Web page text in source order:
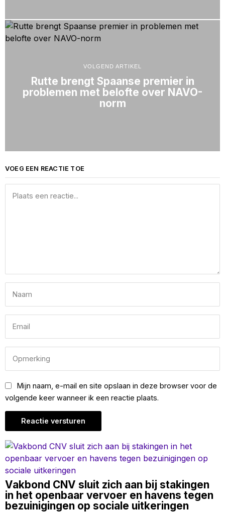
VOLGEND ARTIKEL
Rutte brengt Spaanse premier in
problemen met belofte over NAVO-
norm
VOEG EEN REACTIE TOE
Mijn naam, e-mail en site opslaan in deze browser voor de
volgende keer wanneer ik een reactie plaats.
Vakbond CNV sluit zich aan bij stakingen
in het openbaar vervoer en havens tegen
bezuinigingen op sociale uitkeringen